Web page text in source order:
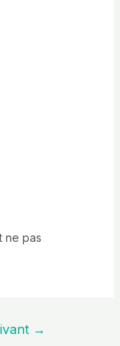
ne pas
→